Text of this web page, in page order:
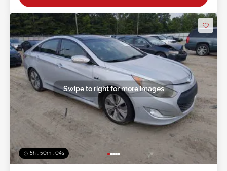
5h : 50m : 01s
Swipe to right for more images